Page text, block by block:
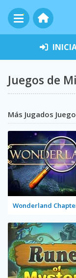
Juegos de
Más Jugados
Wonderland